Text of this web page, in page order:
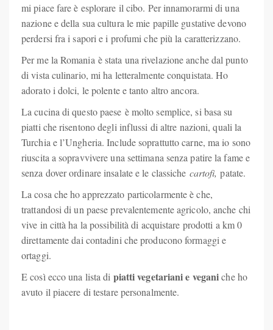
mi piace fare è esplorare il cibo. Per innamorarmi di una
nazione e della sua cultura le mie papille gustative devono
perdersi fra i sapori e i profumi che più la caratterizzano.
Per me la Romania è stata una rivelazione anche dal punto
di vista culinario, mi ha letteralmente conquistata. Ho
adorato i dolci, le polente e tanto altro ancora.
La cucina di questo paese è molto semplice, si basa su
piatti che risentono degli influssi di altre nazioni, quali la
Turchia e l’Ungheria. Include soprattutto carne, ma io sono
riuscita a sopravvivere una settimana senza patire la fame e
senza dover ordinare insalate e le classiche cartofi,patate.
La cosa che ho apprezzato particolarmente è che,
trattandosi di un paese prevalentemente agricolo, anche chi
vive in città ha la possibilità di acquistare prodotti a km 0
direttamente dai contadini che producono formaggi e
ortaggi.
E così ecco una lista di piatti vegetariani e veganiche ho
avuto il piacere di testare personalmente.